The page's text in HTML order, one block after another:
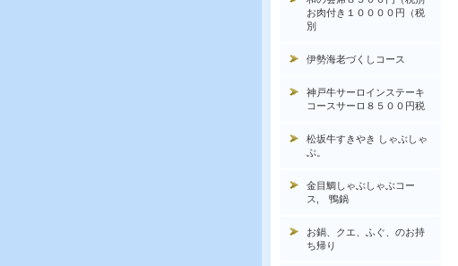
お肉付き１００００円（税
別
伊勢海老づくしコース
神戸牛サーロインステーキ
コースサーロ８５００円税
松坂牛すきやき しゃぶしゃ
ぶ。
金目鯛しゃぶしゃぶコー
ス, 鴨鍋
お鍋、クエ、ふぐ、のお持
ち帰り